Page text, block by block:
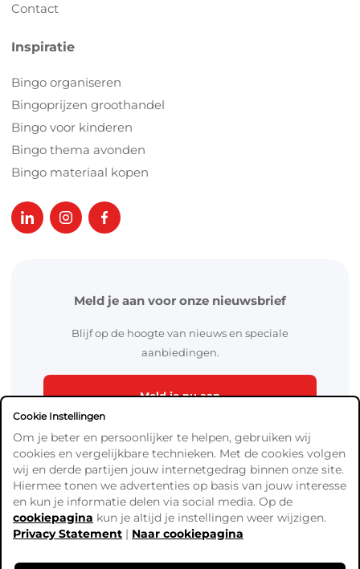
Contact
Inspiratie
Bingo organiseren
Bingoprijzen groothandel
Bingo voor kinderen
Bingo thema avonden
Bingo materiaal kopen
Meld je aan voor onze nieuwsbrief
Blijf op de hoogte van nieuws en speciale
aanbiedingen.
Meld je nu aan
Algemene Voorwaarden
Verzend- en betaalinformatie
Cookie Instellingen
Om je beter en persoonlijker te helpen, gebruiken wij
cookies en vergelijkbare technieken. Met de cookies volgen
wij en derde partijen jouw internetgedrag binnen onze site.
Hiermee tonen we advertenties op basis van jouw interesse
en kun je informatie delen via social media. Op de
cookiepagina kun je altijd je instellingen weer wijzigen.
Privacy Statement | Naar cookiepagina